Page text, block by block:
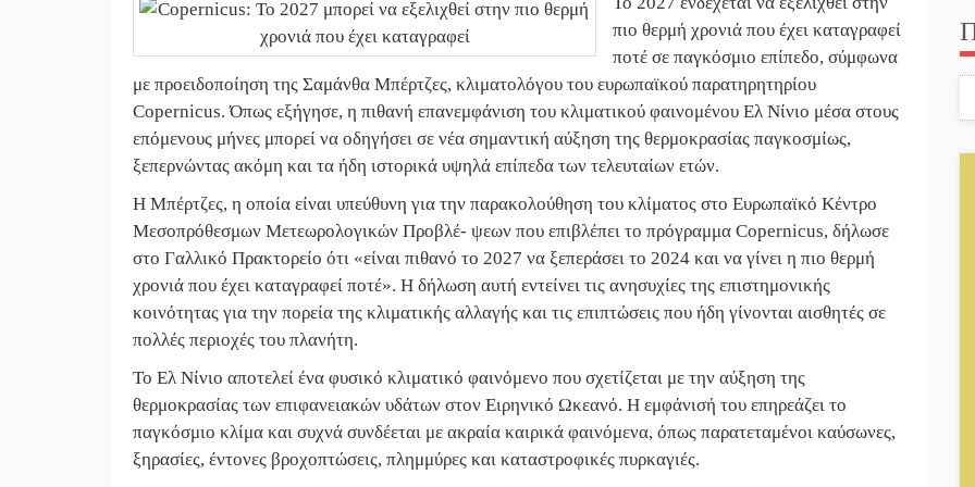
|| ΔΥΠΑ: Επιπλέον 8.000
|| Δάκος: Νέα «όπλα» στην προστασία
πιο θερμή χρονιά που έχει καταγραφεί
ποτέ σε παγκόσμιο επίπεδο, σύμφωνα
με προειδοποίηση της Σαμάνθα Μπέρτζες, κλιματολόγου του ευρωπαϊκού παρατηρητηρίου
Copernicus. Όπως εξήγησε, η πιθανή επανεμφάνιση του κλιματικού φαινομένου Ελ Νίνιο μέσα στους
επόμενους μήνες μπορεί να οδηγήσει σε νέα σημαντική αύξηση της θερμοκρασίας παγκοσμίως,
ξεπερνώντας ακόμη και τα ήδη ιστορικά υψηλά επίπεδα των τελευταίων ετών.
Η Μπέρτζες, η οποία είναι υπεύθυνη για την παρακολούθηση του κλίματος στο Ευρωπαϊκό Κέντρο
Μεσοπρόθεσμων Μετεωρολογικών Προβλέ- ψεων που επιβλέπει το πρόγραμμα Copernicus, δήλωσε
στο Γαλλικό Πρακτορείο ότι «είναι πιθανό το 2027 να ξεπεράσει το 2024 και να γίνει η πιο θερμή
χρονιά που έχει καταγραφεί ποτέ». Η δήλωση αυτή εντείνει τις ανησυχίες της επιστημονικής
κοινότητας για την πορεία της κλιματικής αλλαγής και τις επιπτώσεις που ήδη γίνονται αισθητές σε
πολλές περιοχές του πλανήτη.
Το Ελ Νίνιο αποτελεί ένα φυσικό κλιματικό φαινόμενο που σχετίζεται με την αύξηση της
θερμοκρασίας των επιφανειακών υδάτων στον Ειρηνικό Ωκεανό. Η εμφάνισή του επηρεάζει το
παγκόσμιο κλίμα και συχνά συνδέεται με ακραία καιρικά φαινόμενα, όπως παρατεταμένοι καύσωνες,
ξηρασίες, έντονες βροχοπτώσεις, πλημμύρες και καταστροφικές πυρκαγιές.